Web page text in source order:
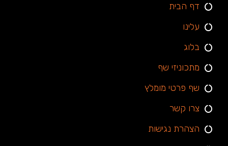
דף הבית
עלינו
בלוג
מתכוניזי שף
שף פרטי מומלץ
צרו קשר
הצהרת נגישות